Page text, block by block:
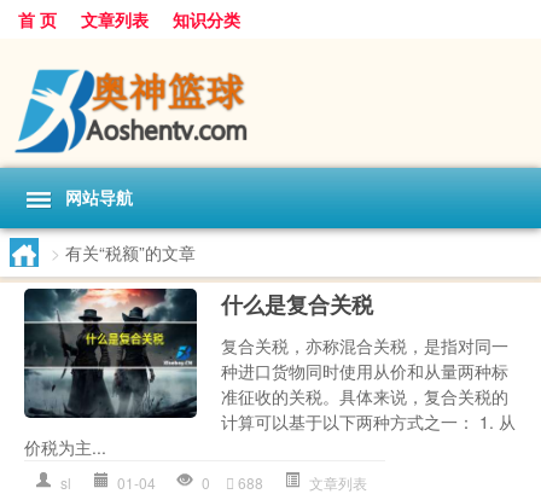
首 页 文章列表 知识分类
网站导航
> 有关“税额”的文章
什么是复合关税
复合关税，亦称混合关税，是指对同一
种进口货物同时使用从价和从量两种标
准征收的关税。具体来说，复合关税的
计算可以基于以下两种方式之一： 1. 从
价税为主...
sl 01-04 0 688 文章列表